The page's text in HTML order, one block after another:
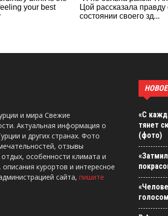
your best
Цой рассказала правду
состоянии своего зд...
и мира Свежие
Актуальная информация о
и других странах. Фото
отзывы
особенности климата и
курортов и интересное
сайта, пишите
НОВОЕ
«С
тянет
(фото)